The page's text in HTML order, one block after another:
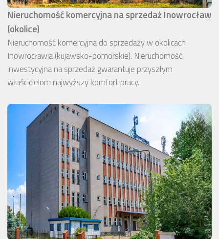
Nieruchomość komercyjna na sprzedaż Inowrocław
(okolice)
Nieruchomość komercyjna do sprzedaży w okolicach
Inowrocławia (kujawsko-pomorskie). Nieruchomość
inwestycyjna na sprzedaż gwarantuje przyszłym
właścicielom najwyższy komfort pracy.